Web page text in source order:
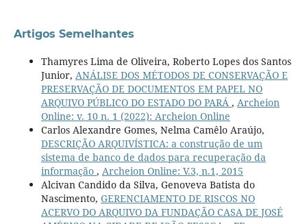
Artigos Semelhantes
Thamyres Lima de Oliveira, Roberto Lopes dos Santos
Junior, ANÁLISE DOS MÉTODOS DE CONSERVAÇÃO E
PRESERVAÇÃO DE DOCUMENTOS EM PAPEL NO
ARQUIVO PÚBLICO DO ESTADO DO PARÁ , Archeion
Online: v. 10 n. 1 (2022): Archeion Online
Carlos Alexandre Gomes, Nelma Camêlo Araújo,
DESCRIÇÃO ARQUIVÍSTICA: a construção de um
sistema de banco de dados para recuperação da
informação , Archeion Online: V.3, n.1, 2015
Alcivan Candido da Silva, Genoveva Batista do
Nascimento, GERENCIAMENTO DE RISCOS NO
ACERVO DO ARQUIVO DA FUNDAÇÃO CASA DE JOSÉ